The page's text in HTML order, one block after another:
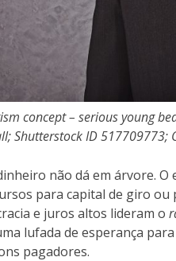
concept – serious young
Shutterstock ID 517709773;
não dá em árvore.
para capital de giro
e juros altos lideram o
lufada de esperança
pagadores.